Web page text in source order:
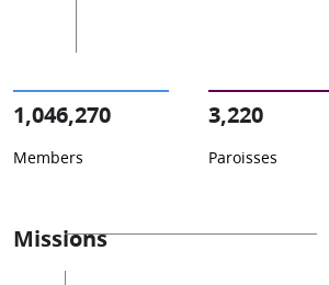
1,046,270
Members
3,220
Paroisses
Missions